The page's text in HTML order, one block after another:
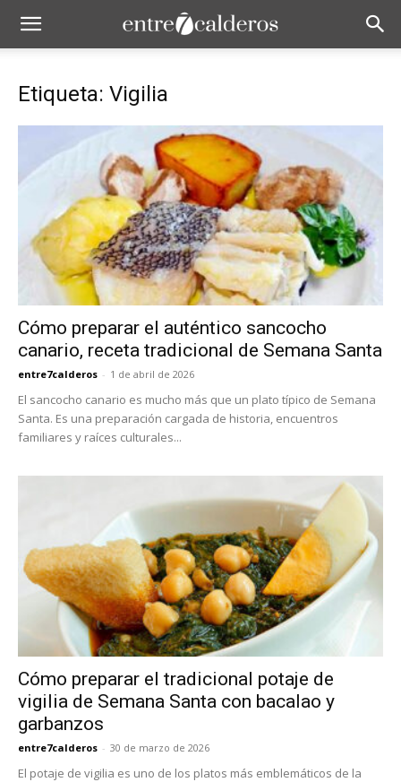
Etiqueta: Vigilia
Cómo preparar el auténtico sancocho
canario, receta tradicional de Semana Santa
entre7calderos - 1 de abril de 2026
El sancocho canario es mucho más que un plato típico de Semana
Santa. Es una preparación cargada de historia, encuentros
familiares y raíces culturales...
Cómo preparar el tradicional potaje de
vigilia de Semana Santa con bacalao y
garbanzos
entre7calderos - 30 de marzo de 2026
El potaje de vigilia es uno de los platos más emblemáticos de la